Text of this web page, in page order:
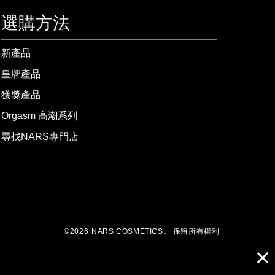
選購方法
新產品
皇牌產品
獲獎產品
Orgasm 高潮系列
尋找NARS專門店
©2026 NARS COSMETICS。 保留所有權利